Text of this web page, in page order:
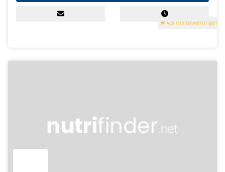
4.5 (93 Bewertungen)